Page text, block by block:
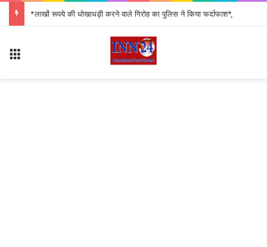
*लाखों रूपये की धोखाधड़ी करने वाले गिरोह का पुलिस ने किया फर्दाफाश*,